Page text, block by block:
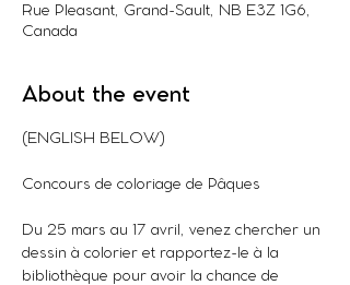
Rue Pleasant, Grand-Sault, NB E3Z 1G6,
Canada
About the event
(ENGLISH BELOW)
Concours de coloriage de Pâques
Du 25 mars au 17 avril, venez chercher un
dessin à colorier et rapportez-le à la
bibliothèque pour avoir la chance de